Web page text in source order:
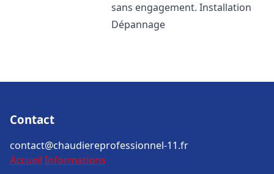
sans engagement. Installation
Dépannage
Contact
contact@chaudiereprofessionnel-11.fr
Accueil Informations